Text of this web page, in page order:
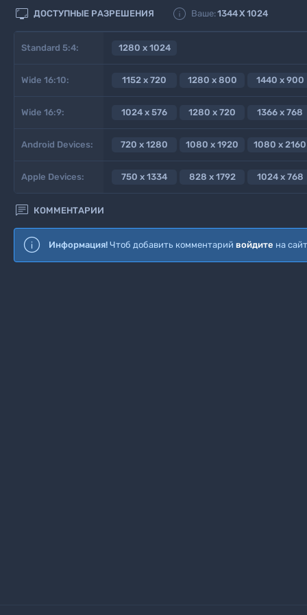
 ДОСТУПНЫЕ РАЗРЕШЕНИЯ  Ваше:1344X1024
Standard 5:4: 1280 x 1024
Wide 16:10: 1152 x 720 1280 x 800 1440 x 900
Wide 16:9: 1024 x 576 1280 x 720 1366 x 768
Android Devices: 720 x 1280 1080 x 1920 1080 x 2160
Apple Devices: 750 x 1334 828 x 1792 1024 x 768
 КОММЕНТАРИИ
Информация! Чтоб добавить комментарий войдите на